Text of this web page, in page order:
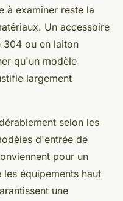
à examiner reste la
Un accessoire
304 ou en laiton
qu'un modèle
largement
selon les
d'entrée de
pour un
équipements haut
une